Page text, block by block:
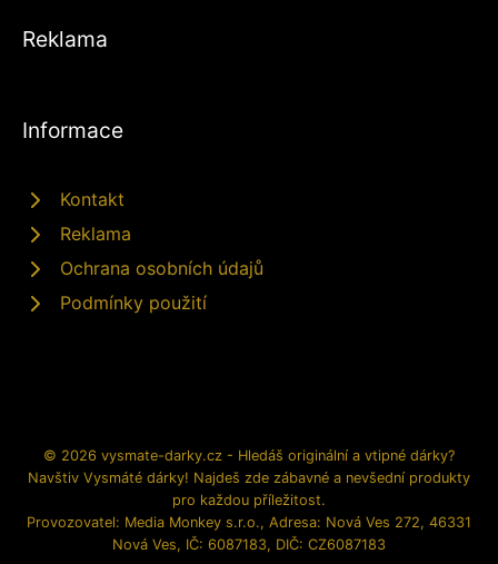
Reklama
Informace
Kontakt
Reklama
Ochrana osobních údajů
Podmínky použití
© 2026 vysmate-darky.cz - Hledáš originální a vtipné dárky?
Navštiv Vysmáté dárky! Najdeš zde zábavné a nevšední produkty
pro každou příležitost.
Provozovatel: Media Monkey s.r.o., Adresa: Nová Ves 272, 46331
Nová Ves, IČ: 6087183, DIČ: CZ6087183